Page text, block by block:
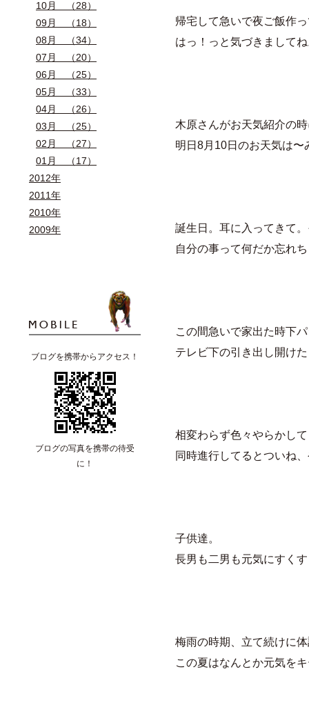
10月 （28）
09月 （18）
08月 （34）
07月 （20）
06月 （25）
05月 （33）
04月 （26）
03月 （25）
02月 （27）
01月 （17）
2012年
2011年
2010年
2009年
ブログを携帯からアクセス！
ブログの写真を携帯の待受
に！
帰宅して急いで夜ご飯作
はっ！っと気づきまして
木原さんがお天気紹介の
明日8月10日のお天気は〜
誕生日。耳に入ってきて
自分の事って何だか忘れ
この間急いで家出た時下
テレビ下の引き出し開け
相変わらず色々やらかし
同時進行してるとついね
子供達。
長男も二男も元気にすく
梅雨の時期、立て続けに
この夏はなんとか元気を